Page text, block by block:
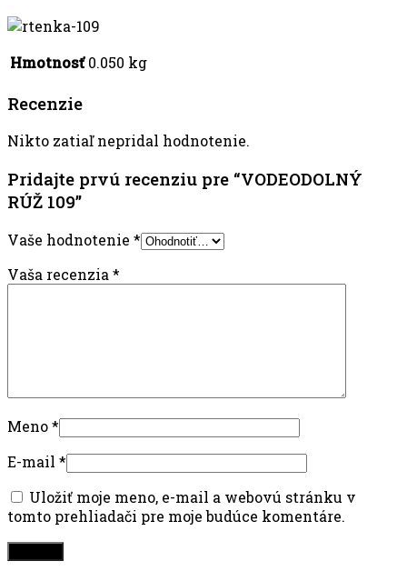
Hmotnosť 0.050 kg
Recenzie
Nikto zatiaľ nepridal hodnotenie.
Pridajte prvú recenziu pre “VODEODOLNÝ
RÚŽ 109”
Vaše hodnotenie *
Vaša recenzia *
Meno*
E-mail *
Uložiť moje meno, e-mail a webovú stránku v
tomto prehliadači pre moje budúce komentáre.